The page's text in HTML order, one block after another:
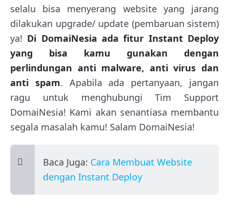
selalu bisa menyerang website yang jarang
dilakukan upgrade/ update (pembaruan sistem)
ya! Di DomaiNesia ada fitur Instant Deploy
yang bisa kamu gunakan dengan
perlindungan anti malware, anti virus dan
anti spam. Apabila ada pertanyaan, jangan
ragu untuk menghubungi Tim Support
DomaiNesia! Kami akan senantiasa membantu
segala masalah kamu! Salam DomaiNesia!
Baca Juga: Cara Membuat Website
dengan Instant Deploy